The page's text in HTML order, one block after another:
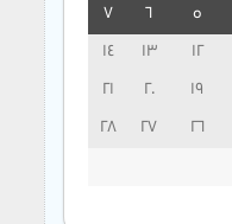
5
6
7
12
13
14
19
20
21
26
27
28